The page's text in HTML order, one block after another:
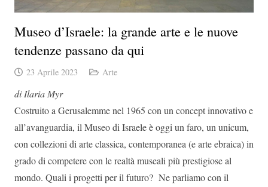
Museo d’Israele: la grande arte e le nuove
tendenze passano da qui
23 Aprile 2023 Arte
di Ilaria Myr
Costruito a Gerusalemme nel 1965 con un concept innovativo e
all’avanguardia, il Museo di Israele è oggi un faro, un unicum,
con collezioni di arte classica, contemporanea (e arte ebraica) in
grado di competere con le realtà museali più prestigiose al
mondo. Quali i progetti per il futuro? Ne parliamo con il